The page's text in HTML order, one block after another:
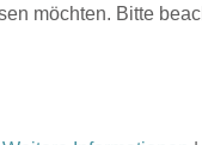
möchten. Bitte